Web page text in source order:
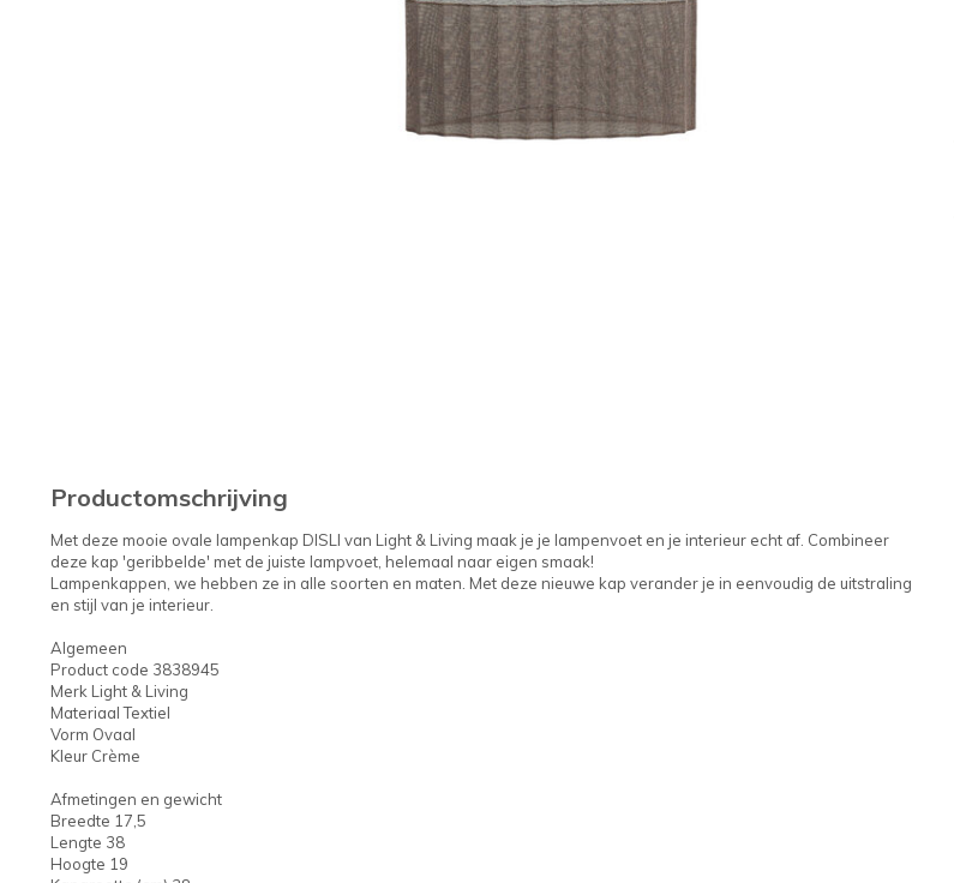
Productomschrijving
Met deze mooie ovale lampenkap DISLI van Light & Living maak je je lampenvoet en je interieur echt af. Combineer
deze kap 'geribbelde' met de juiste lampvoet, helemaal naar eigen smaak!
Lampenkappen, we hebben ze in alle soorten en maten. Met deze nieuwe kap verander je in eenvoudig de uitstraling
en stijl van je interieur.
Algemeen
Product code 3838945
Merk Light & Living
Materiaal Textiel
Vorm Ovaal
Kleur Crème
Afmetingen en gewicht
Breedte 17,5
Lengte 38
Hoogte 19